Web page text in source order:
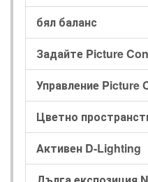
бял баланс
Задайте Picture
Управление Picture
Цветно
Активен D-Lighting